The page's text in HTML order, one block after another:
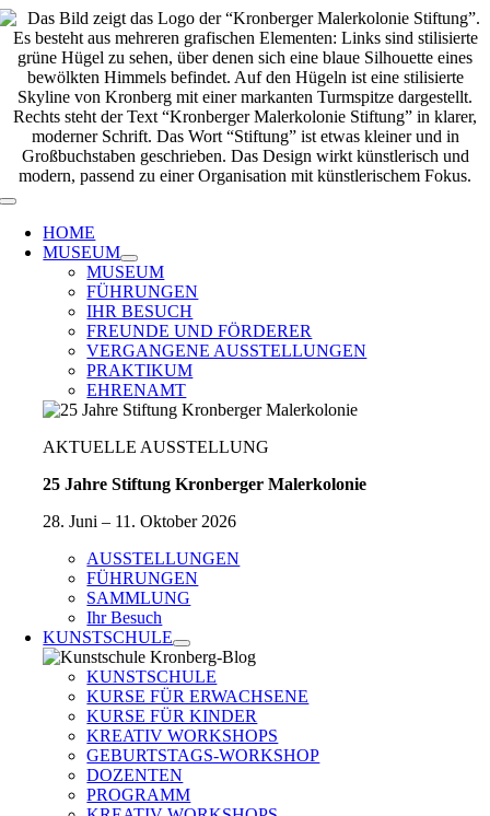
Zum
Inhalt
springen
Toggle
Navigation
HOME
MUSEUM
MUSEUM
FÜHRUNGEN
IHR BESUCH
FREUNDE UND FÖRDERER
VERGANGENE AUSSTELLUNGEN
PRAKTIKUM
EHRENAMT
AKTUELLE AUSSTELLUNG
25 Jahre Stiftung Kronberger Malerkolonie
28. Juni – 11. Oktober 2026
AUSSTELLUNGEN
FÜHRUNGEN
SAMMLUNG
Ihr Besuch
KUNSTSCHULE
KUNSTSCHULE
KURSE FÜR ERWACHSENE
KURSE FÜR KINDER
KREATIV WORKSHOPS
GEBURTSTAGS-WORKSHOP
DOZENTEN
PROGRAMM